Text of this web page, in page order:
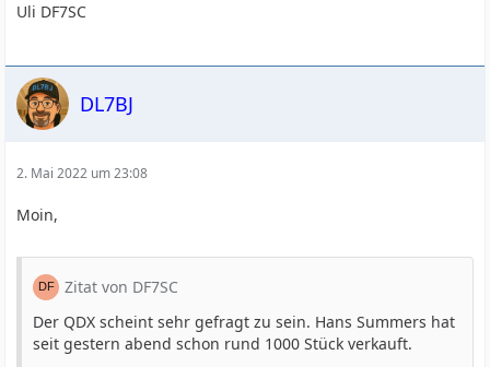
Uli DF7SC
DL7BJ
2. Mai 2022 um 23:08
Moin,
Zitat von DF7SC
Der QDX scheint sehr gefragt zu sein. Hans Summers hat
seit gestern abend schon rund 1000 Stück verkauft.